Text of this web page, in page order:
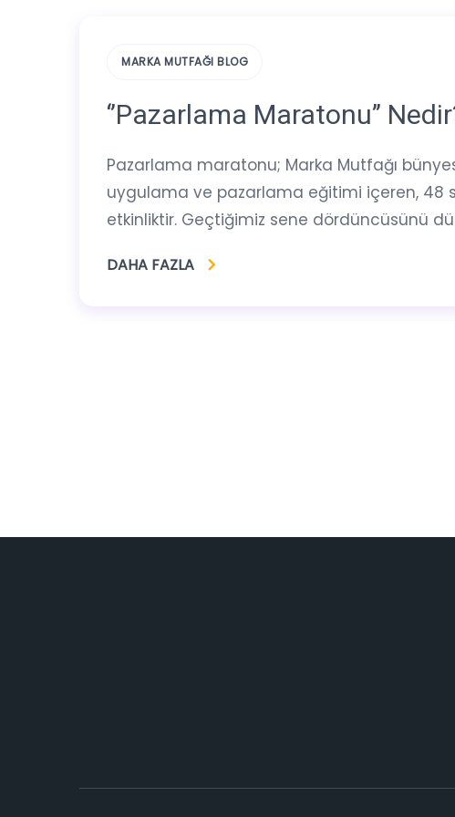
MARKA MUTFAĞI BLOG
‘’Pazarlama Maratonu’’
Pazarlama maratonu; Marka Mutfağı
uygulama ve pazarlama eğitimi içeren, 48
etkinliktir. Geçtiğimiz sene dördüncüsünü
DAHA FAZLA